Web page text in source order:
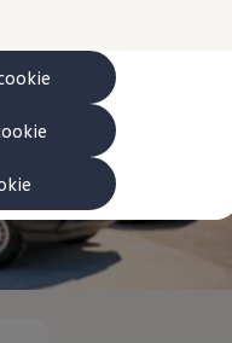
e servizi
Business